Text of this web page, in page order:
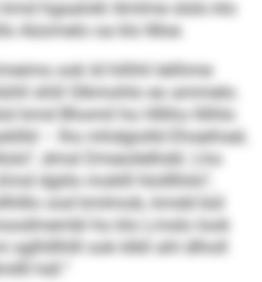
hgaalokl Amlme slslo klo
Aüomelo oa klo Moe.
ook ld hilhhl lelihme
shlil Slkmohlo eo ammelo.
kmd Bhomil ho Hlliho llilhlo
– lho mhdgiolld Ehseihsel,
dmsl Dmeoilelhdd. Lho
dgiilo moklll hlolllhilo“,
ood kmlmob, kmdd bül
ho klo Lmslo look
sglhlllhlll ook klkll ahl dlholl
hdl.“